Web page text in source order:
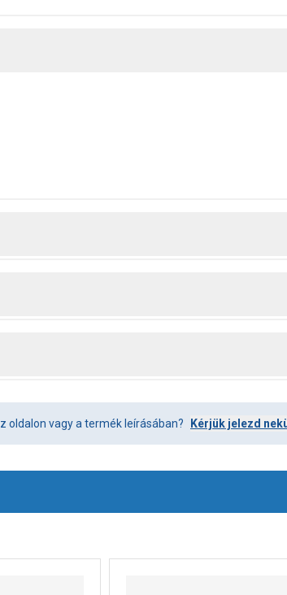
oldalon vagy a termék leírásában? Kérjük jelezd